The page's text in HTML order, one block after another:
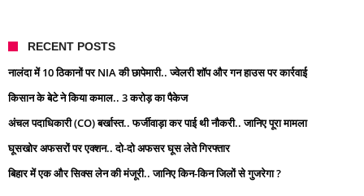
RECENT POSTS
नालंदा में 10 ठिकानों पर NIA की छापेमारी.. ज्वेलरी शॉप और गन हाउस पर कार्रवाई
किसान के बेटे ने किया कमाल.. 3 करोड़ का पैकेज
अंचल पदाधिकारी (CO) बर्खास्त.. फर्जीवाड़ा कर पाई थी नौकरी.. जानिए पूरा मामला
घूसखोर अफसरों पर एक्शन.. दो-दो अफसर घूस लेते गिरफ्तार
बिहार में एक और सिक्स लेन की मंजूरी.. जानिए किन-किन जिलों से गुजरेगा ?